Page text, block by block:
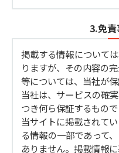
3.免
掲載する情報について
りますが、その内容の
等については、当社が
当社は、サービスの確
つき何ら保証するもので
当サイトに掲載されて
る情報の一部であって
ありません。掲載情報